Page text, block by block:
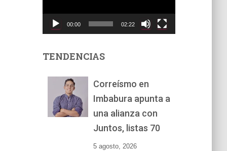
t
00:00 02:22
TENDENCIAS
Correísmo en
Imbabura apunta a
una alianza con
Juntos, listas 70
5 agosto, 2026